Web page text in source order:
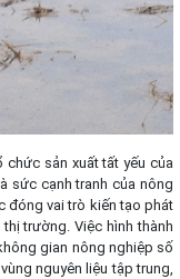
chức sản xuất tất yếu của
sức cạnh tranh của nông
đóng vai trò kiến tạo phát
trường. Việc hình thành
gian nông nghiệp số
nguyên liệu tập trung,